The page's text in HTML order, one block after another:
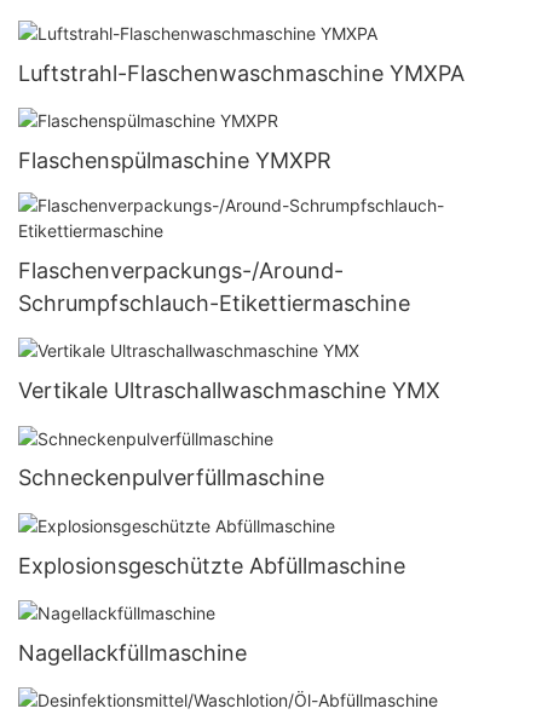
Luftstrahl-Flaschenwaschmaschine YMXPA
Flaschenspülmaschine YMXPR
Flaschenverpackungs-/Around-
Schrumpfschlauch-Etikettiermaschine
Vertikale Ultraschallwaschmaschine YMX
Schneckenpulverfüllmaschine
Explosionsgeschützte Abfüllmaschine
Nagellackfüllmaschine